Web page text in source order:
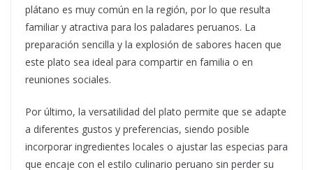
plátano es muy común en la región, por lo que resulta
familiar y atractiva para los paladares peruanos. La
preparación sencilla y la explosión de sabores hacen que
este plato sea ideal para compartir en familia o en
reuniones sociales.
Por último, la versatilidad del plato permite que se adapte
a diferentes gustos y preferencias, siendo posible
incorporar ingredientes locales o ajustar las especias para
que encaje con el estilo culinario peruano sin perder su